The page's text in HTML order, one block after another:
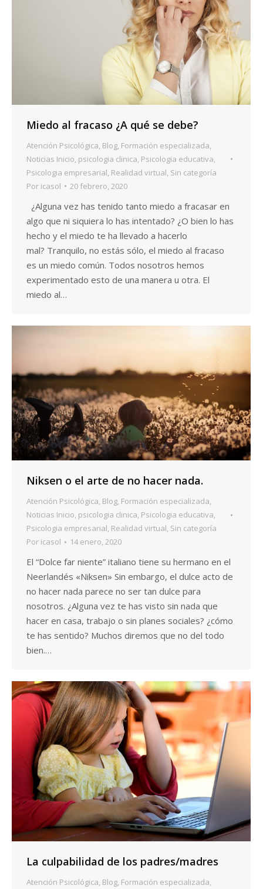
Miedo al fracaso ¿A qué se debe?
Atención Psicológica, Blog, Formación especializada,
Noticias Inicio, psicologia clinica, Psicologia educativa,
Psicologia empresarial, Realidad virtual, Sin categoría
Por icasol 20 febrero, 2020
¿Alguna vez has tenido tanto miedo a fracasar en
algo que ni siquiera lo has intentado? ¿O bien lo has
hecho y el miedo te ha llevado a hacerlo
mal? Tranquilo, no estás sólo, el miedo al fracaso
es un miedo común. Todos nosotros hemos
experimentado esto de una manera u otra. El
miedo al…
Niksen o el arte de no hacer nada.
Atención Psicológica, Blog, Formación especializada,
Noticias Inicio, psicologia clinica, Psicologia educativa,
Psicologia empresarial, Realidad virtual, Sin categoría
Por icasol 14 enero, 2020
El “Dolce far niente” italiano tiene su hermano en el
Neerlandés «Niksen» Sin embargo, el dulce acto de
no hacer nada parece no ser tan dulce para
nosotros. ¿Alguna vez te has visto sin nada que
hacer en casa, trabajo o sin planes sociales? ¿cómo
te has sentido? Muchos diremos que no del todo
bien.…
La culpabilidad de los padres/madres
Atención Psicológica, Blog, Formación especializada,